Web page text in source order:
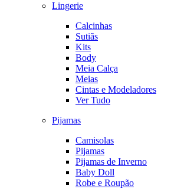
Lingerie
Calcinhas
Sutiãs
Kits
Body
Meia Calça
Meias
Cintas e Modeladores
Ver Tudo
Pijamas
Camisolas
Pijamas
Pijamas de Inverno
Baby Doll
Robe e Roupão